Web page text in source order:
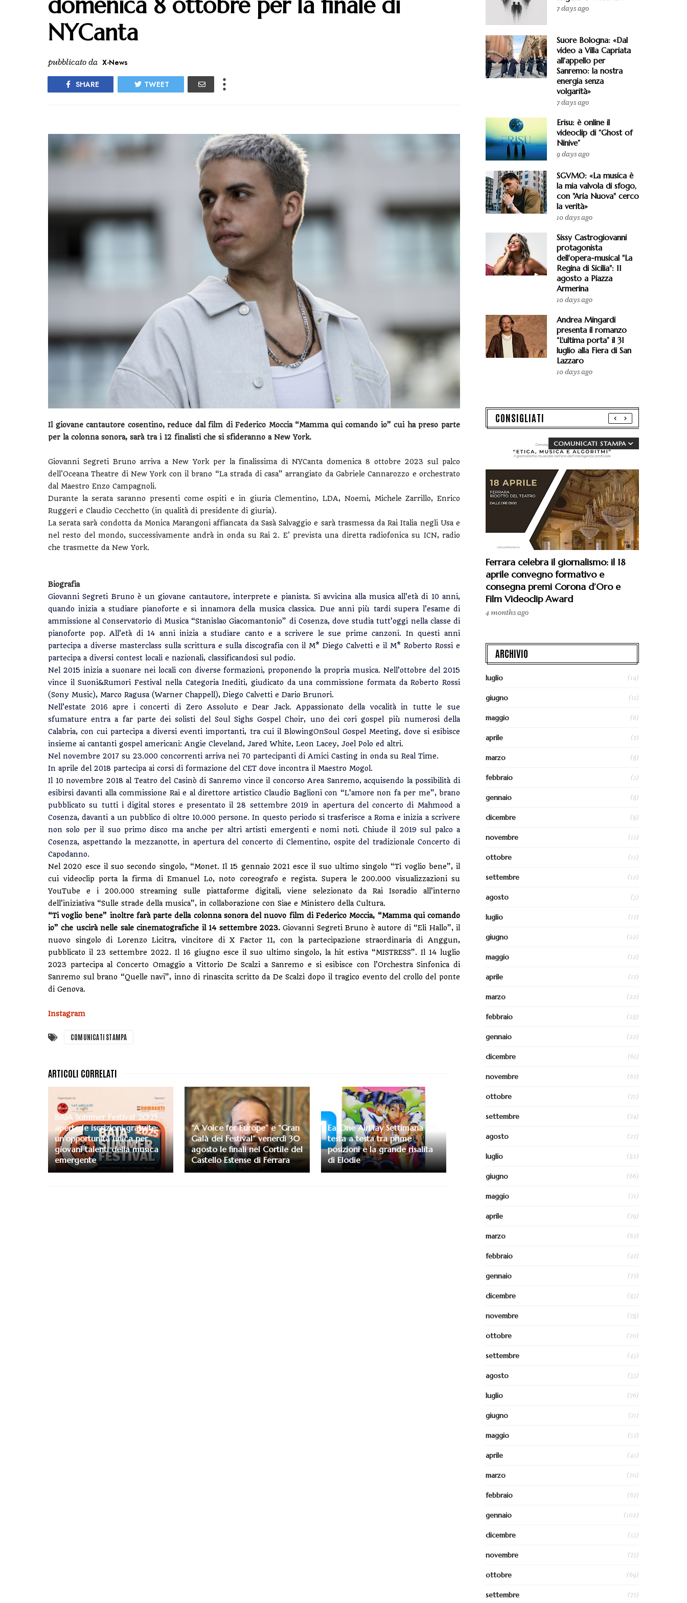
NYCanta
pubblicato da X-News
SHARE TWEET
Il giovane cantautore cosentino, reduce dal film di Federico Moccia “Mamma qui comando io” cui ha preso parte
per la colonna sonora, sarà tra i 12 finalisti che si sfideranno a New York.
Giovanni Segreti Bruno arriva a New York per la finalissima di NYCanta domenica 8 ottobre 2023 sul palco
dell'Oceana Theatre di New York con il brano “La strada di casa” arrangiato da Gabriele Cannarozzo e orchestrato
dal Maestro Enzo Campagnoli.
Durante la serata saranno presenti come ospiti e in giuria Clementino, LDA, Noemi, Michele Zarrillo, Enrico
Ruggeri e Claudio Cecchetto (in qualità di presidente di giuria).
La serata sarà condotta da Monica Marangoni affiancata da Sasà Salvaggio e sarà trasmessa da Rai Italia negli Usa e
nel resto del mondo, successivamente andrà in onda su Rai 2. E' prevista una diretta radiofonica su ICN, radio
che trasmette da New York.
Biografia
Giovanni Segreti Bruno è un giovane cantautore, interprete e pianista. Si avvicina alla musica all’età di 10 anni,
quando inizia a studiare pianoforte e si innamora della musica classica. Due anni più tardi supera l’esame di
ammissione al Conservatorio di Musica “Stanislao Giacomantonio” di Cosenza, dove studia tutt’oggi nella classe di
pianoforte pop. All’età di 14 anni inizia a studiare canto e a scrivere le sue prime canzoni. In questi anni
partecipa a diverse masterclass sulla scrittura e sulla discografia con il M* Diego Calvetti e il M* Roberto Rossi e
partecipa a diversi contest locali e nazionali, classificandosi sul podio.
Nel 2015 inizia a suonare nei locali con diverse formazioni, proponendo la propria musica. Nell’ottobre del 2015
vince il Suoni&Rumori Festival nella Categoria Inediti, giudicato da una commissione formata da Roberto Rossi
(Sony Music), Marco Ragusa (Warner Chappell), Diego Calvetti e Dario Brunori.
Nell’estate 2016 apre i concerti di Zero Assoluto e Dear Jack. Appassionato della vocalità in tutte le sue
sfumature entra a far parte dei solisti del Soul Sighs Gospel Choir, uno dei cori gospel più numerosi della
Calabria, con cui partecipa a diversi eventi importanti, tra cui il BlowingOnSoul Gospel Meeting, dove si esibisce
insieme ai cantanti gospel americani: Angie Cleveland, Jared White, Leon Lacey, Joel Polo ed altri.
Nel novembre 2017 su 23.000 concorrenti arriva nei 70 partecipanti di Amici Casting in onda su Real Time.
In aprile del 2018 partecipa ai corsi di formazione del CET dove incontra il Maestro Mogol.
Il 10 novembre 2018 al Teatro del Casinò di Sanremo vince il concorso Area Sanremo, acquisendo la possibilità di
esibirsi davanti alla commissione Rai e al direttore artistico Claudio Baglioni con “L’amore non fa per me”, brano
pubblicato su tutti i digital stores e presentato il 28 settembre 2019 in apertura del concerto di Mahmood a
Cosenza, davanti a un pubblico di oltre 10.000 persone. In questo periodo si trasferisce a Roma e inizia a scrivere
non solo per il suo primo disco ma anche per altri artisti emergenti e nomi noti. Chiude il 2019 sul palco a
Cosenza, aspettando la mezzanotte, in apertura del concerto di Clementino, ospite del tradizionale Concerto di
Capodanno.
Nel 2020 esce il suo secondo singolo, “Monet. Il 15 gennaio 2021 esce il suo ultimo singolo “Ti voglio bene”, il
cui videoclip porta la firma di Emanuel Lo, noto coreografo e regista. Supera le 200.000 visualizzazioni su
YouTube e i 200.000 streaming sulle piattaforme digitali, viene selezionato da Rai Isoradio all’interno
dell’iniziativa “Sulle strade della musica”, in collaborazione con Siae e Ministero della Cultura.
“Ti voglio bene” inoltre farà parte della colonna sonora del nuovo film di Federico Moccia, “Mamma qui comando
io” che uscirà nelle sale cinematografiche il 14 settembre 2023. Giovanni Segreti Bruno è autore di “Eli Hallo”, il
nuovo singolo di Lorenzo Licitra, vincitore di X Factor 11,
con la partecipazione straordinaria di Anggun,
pubblicato il 23 settembre 2022. Il 16 giugno esce il suo ultimo singolo, la hit estiva “MISTRESS”. Il 14 luglio
2023 partecipa al Concerto Omaggio a Vittorio De Scalzi a Sanremo e si esibisce con l’Orchestra Sinfonica di
Sanremo sul brano “Quelle navi”, inno di rinascita scritto da De Scalzi dopo il tragico evento del crollo del ponte
di Genova.
Instagram
COMUNICATI STAMPA
BAIA Summer Festival 2025
aperte le iscrizioni gratuite:
un'opportunità unica per
giovani talenti della musica
emergente
“A Voice for Europe” e “Gran
Galà dei Festival” venerdì 30
agosto le finali nel Cortile del
Castello Estense di Ferrara
EarOne AirPlay Settimana #31:
testa a testa tra prime
posizioni e la grande risalita
di Elodie
7 days ago
Suore Bologna: «Dal
video a Villa Capriata
all'appello per
Sanremo: la nostra
energia senza
volgarità»
7 days ago
Erisu: è online il
videoclip di “Ghost of
Ninive”
9 days ago
SGVMO: «La musica è
la mia valvola di sfogo,
con "Aria Nuova" cerco
la verità»
10 days ago
Sissy Castrogiovanni
protagonista
dell'opera-musical "La
Regina di Sicilia": 11
agosto a Piazza
Armerina
10 days ago
Andrea Mingardi
presenta il romanzo
“L'ultima porta” il 31
luglio alla Fiera di San
Lazzaro
10 days ago
CONSIGLIATI
COMUNICATI STAMPA
Ferrara celebra il giornalismo: il 18
aprile convegno formativo e
consegna premi Corona d’Oro e
Film Videoclip Award
4 months ago
ARCHIVIO
luglio (14)
giugno (11)
maggio (6)
aprile (7)
marzo (8)
febbraio (5)
gennaio (8)
dicembre (8)
novembre (15)
ottobre (15)
settembre (12)
agosto (3)
luglio (17)
giugno (22)
maggio (12)
aprile (17)
marzo (22)
febbraio (28)
gennaio (22)
dicembre (61)
novembre (67)
ottobre (75)
settembre (74)
agosto (27)
luglio (82)
giugno (66)
maggio (71)
aprile (79)
marzo (67)
febbraio (47)
gennaio (77)
dicembre (83)
novembre (78)
ottobre (70)
settembre (43)
agosto (33)
luglio (76)
giugno (71)
maggio (57)
aprile (45)
marzo (70)
febbraio (67)
gennaio (102)
dicembre (53)
novembre (73)
ottobre (69)
settembre (77)